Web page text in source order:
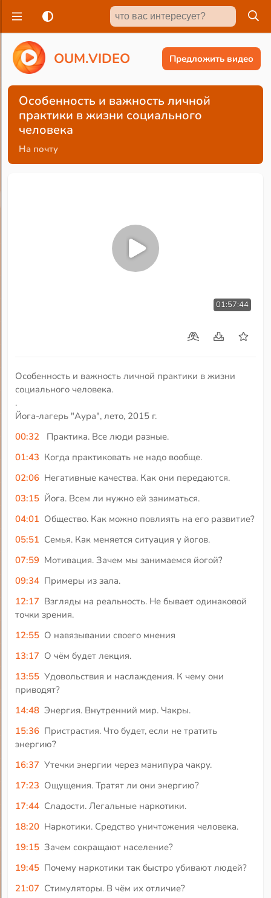
OUM.VIDEO Предложить видео
Особенность и важность личной
практики в жизни социального
человека
На почту
01:57:44
Особенность и важность личной практики в жизни
социального человека.
.
Йога-лагерь "Аура", лето, 2015 г.
00:32
Практика. Все люди разные.
01:43 Когда практиковать не надо вообще.
02:06 Негативные качества. Как они передаются.
03:15 Йога. Всем ли нужно ей заниматься.
04:01 Общество. Как можно повлиять на его развитие?
05:51 Семья. Как меняется ситуация у йогов.
07:59 Мотивация. Зачем мы занимаемся йогой?
09:34 Примеры из зала.
12:17 Взгляды на реальность. Не бывает одинаковой
точки зрения.
12:55 О навязывании своего мнения
13:17 О чём будет лекция.
13:55 Удовольствия и наслаждения. К чему они
приводят?
14:48 Энергия. Внутренний мир. Чакры.
15:36 Пристрастия. Что будет, если не тратить
энергию?
16:37 Утечки энергии через манипура чакру.
17:23 Ощущения. Тратят ли они энергию?
17:44 Сладости. Легальные наркотики.
18:20 Наркотики. Средство уничтожения человека.
19:15 Зачем сокращают население?
19:45 Почему наркотики так быстро убивают людей?
21:07 Стимуляторы. В чём их отличие?